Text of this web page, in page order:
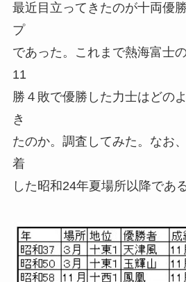
最近目立ってきたのが十両優
プ
であった。これまで熱海富士
11
勝４敗で優勝した力士はどの
き
たのか。調査してみた。なお
着
した昭和24年夏場所以降である